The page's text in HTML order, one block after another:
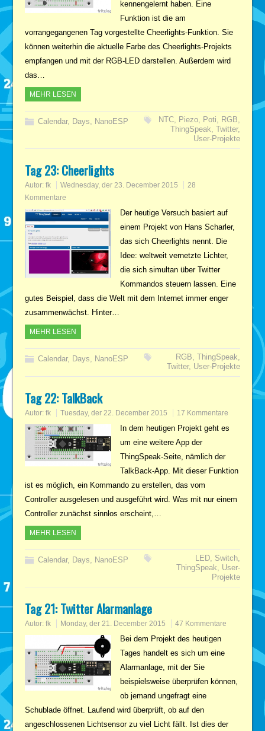
kennengelernt haben. Eine
Funktion ist die am
vorrangegangenen Tag vorgestellte Cheerlights-Funktion. Sie
können weiterhin die aktuelle Farbe des Cheerlights-Projekts
empfangen und mit der RGB-LED darstellen. Außerdem wird
das…
MEHR LESEN
Calendar, Days NanoESP NTC, Piezo, Poti RGB
ThingSpeak Twitter,
User-Projekte
Tag 23: Cheerlights
Autor:fk Wednesday, der 23. December 2015
28
Kommentare
Der heutige Versuch basiert auf
einem Projekt von Hans Scharler,
das sich Cheerlights nennt. Die
Idee: weltweit vernetzte Lichter,
die sich simultan über Twitter
Kommandos steuern lassen. Eine
gutes Beispiel, dass die Welt mit dem Internet immer enger
zusammenwächst. Hinter…
MEHR LESEN
Calendar, Days NanoESP RGB ThingSpeak
Twitter, User-Projekte
Tag 22: TalkBack
Autor:fk Tuesday, der 22. December 2015 17 Kommentare
In dem heutigen Projekt geht es
um eine weitere App der
ThingSpeak-Seite, nämlich der
TalkBack-App. Mit dieser Funktion
ist es möglich, ein Kommando zu erstellen, das vom
Controller ausgelesen und ausgeführt wird. Was mit nur einem
Controller zunächst sinnlos erscheint,…
MEHR LESEN
Calendar, Days NanoESP LED, Switch,
ThingSpeak
User-
Projekte
Tag 21: Twitter Alarmanlage
Autor:fk Monday, der 21. December 2015 47 Kommentare
Bei dem Projekt des heutigen
Tages handelt es sich um eine
Alarmanlage, mit der Sie
beispielsweise überprüfen können,
ob jemand ungefragt eine
Schublade öffnet. Laufend wird überprüft, ob auf den
angeschlossenen Lichtsensor zu viel Licht fällt. Ist dies der